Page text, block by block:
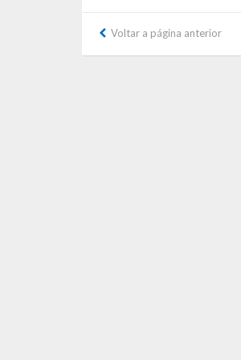
Voltar a página anterior